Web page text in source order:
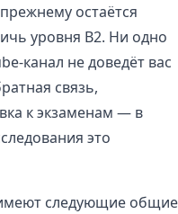
остаётся
уровня B2. Ни одно
канал не доведёт вас
связь,
к экзаменам — в
это
следующие общие